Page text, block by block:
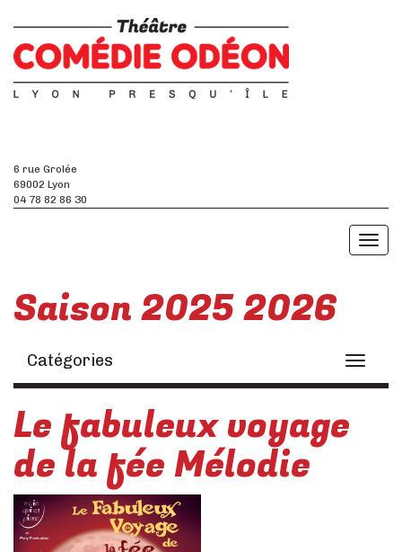
6 rue Grolée
69002 Lyon
04 78 82 86 30
Toggle
Saison 2025 2026
Toggle
Catégories
Le fabuleux voyage
de la fée Mélodie